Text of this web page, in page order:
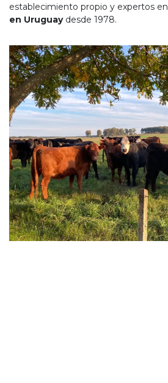
establecimiento propio y expertos en
en Uruguaydesde 1978.